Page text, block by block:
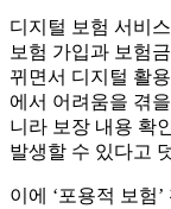
디지털 보험 서비
보험 가입과 보험
뀌면서 디지털 활
에서 어려움을 겪
니라 보장 내용 확
발생할 수 있다고
이에 ‘포용적 보험